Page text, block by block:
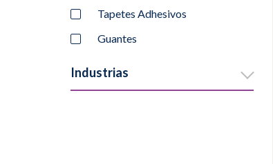
Tapetes Adhesivos
Guantes
Industrias